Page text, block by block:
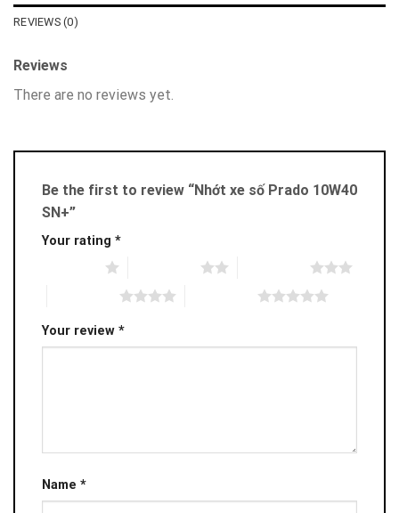
REVIEWS (0)
Reviews
There are no reviews yet.
Be the first to review “Nhớt xe số Prado 10W40
SN+”
Your rating *
Your review *
Name *